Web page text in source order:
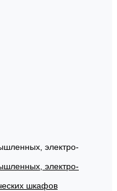
электро-
электро-
шкафов